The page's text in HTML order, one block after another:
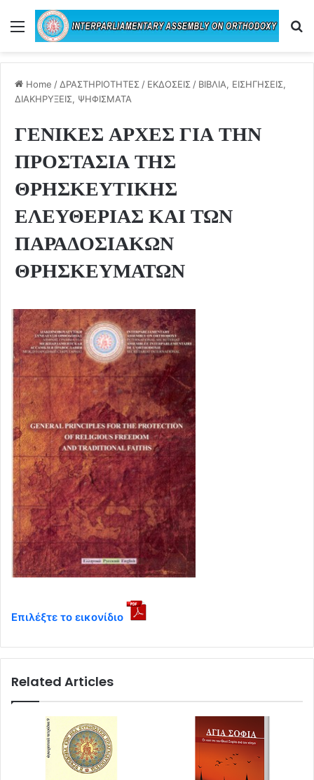
Menu
Home / ΔΡΑΣΤΗΡΙΟΤΗΤΕΣ / ΕΚΔΟΣΕΙΣ / ΒΙΒΛΙΑ, ΕΙΣΗΓΗΣΕΙΣ,
ΔΙΑΚΗΡΥΞΕΙΣ, ΨΗΦΙΣΜΑΤΑ
ΓΕΝΙΚΕΣ ΑΡΧΕΣ ΓΙΑ ΤΗΝ
ΠΡΟΣΤΑΣΙΑ ΤΗΣ
ΘΡΗΣΚΕΥΤΙΚΗΣ
ΕΛΕΥΘΕΡΙΑΣ ΚΑΙ ΤΩΝ
ΠΑΡΑΔΟΣΙΑΚΩΝ
ΘΡΗΣΚΕΥΜΑΤΩΝ
Επιλέξτε το εικονίδιο
Related Articles